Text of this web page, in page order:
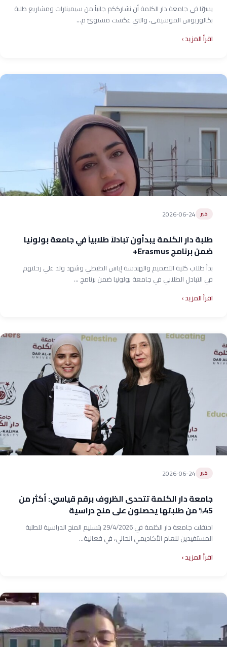
يسرّنا في جامعة دار الكلمة أن نشارككم جانباً من سيمينارات ومشاريع طلبة
بكالوريوس الموسيقى، والتي عكست مستوىً م...
اقرأ المزيد
خبر 2026-06-24
طلبة دار الكلمة يبدأون تبادلاً طلابياً في جامعة بولونيا
ضمن برنامج Erasmus+
بدأ طلاب كلية التصميم والهندسة إياس الطيطي وشهد ولد علي رحلتهم
في التبادل الطلابي في جامعة بولونيا ضمن برنامج ...
اقرأ المزيد
خبر 2026-06-24
جامعة دار الكلمة تتحدى الظروف برقم قياسي: أكثر من
45% من طلبتها يحصلون على منح دراسية
احتفلت جامعة دار الكلمة في 29/4/2026 بتسليم المنح الدراسية للطلبة
المستفيدين للعام الأكاديمي الحالي، في فعالية...
اقرأ المزيد